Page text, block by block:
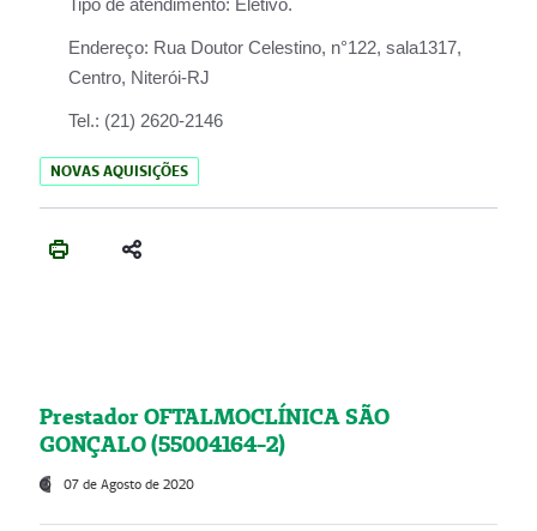
Tipo de atendimento: Eletivo.
Endereço: Rua Doutor Celestino, n°122, sala1317,
Centro, Niterói-RJ
Tel.: (21) 2620-2146
NOVAS AQUISIÇÕES
Prestador OFTALMOCLÍNICA SÃO
GONÇALO (55004164-2)
07 de Agosto de 2020